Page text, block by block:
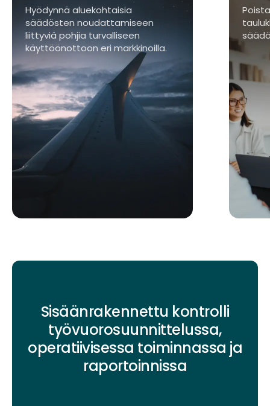
Poista manuaaliset tarkistukset ja
taulukkolaskentaan perustuva
säädösten noudattaminen.
Sisäänrakennettu kontrolli
työvuorosuunnittelussa,
operatiivisessa toiminnassa ja
raportoinnissa